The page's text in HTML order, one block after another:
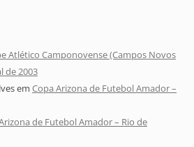
Atlético Camponovense (Campos Novos
de 2003
em Copa Arizona de Futebol Amador –
de Futebol Amador – Rio de